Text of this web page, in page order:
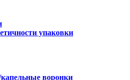
упаковки
воронки